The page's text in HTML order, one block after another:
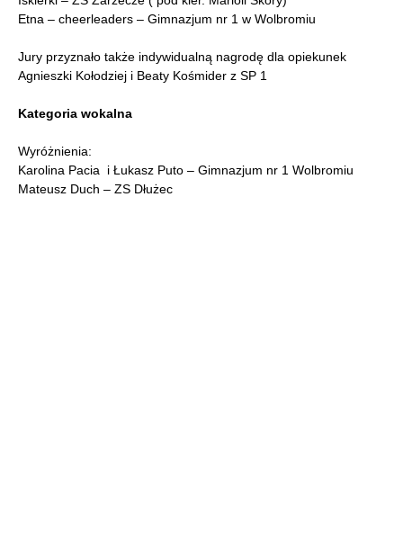
Etna – cheerleaders – Gimnazjum nr 1 w Wolbromiu
Jury przyznało także indywidualną nagrodę dla opiekunek
Agnieszki Kołodziej i Beaty Kośmider z SP 1
Kategoria wokalna
Wyróżnienia:
Karolina Pacia i Łukasz Puto – Gimnazjum nr 1 Wolbromiu
Mateusz Duch – ZS Dłużec